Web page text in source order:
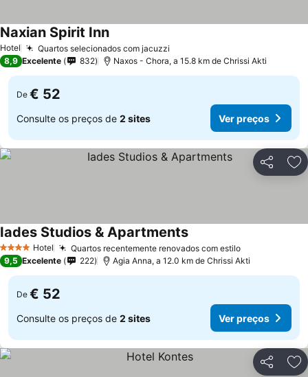
Hotel Quartos selecionados com jacuzzi
Naxian Spirit Inn
8,9 Excelente 832 Naxos - Chora, a 15.8 km de Chrissi Akti
De € 52
Consulte os preços de 2 sites Ver preços
Partilhar
4 EstrelasHotel Quartos recentemente renovados com estilo
Iades Studios & Apartments
9,5 Excelente 222 Agia Anna, a 12.0 km de Chrissi Akti
De € 52
Consulte os preços de 2 sites Ver preços
Partilhar